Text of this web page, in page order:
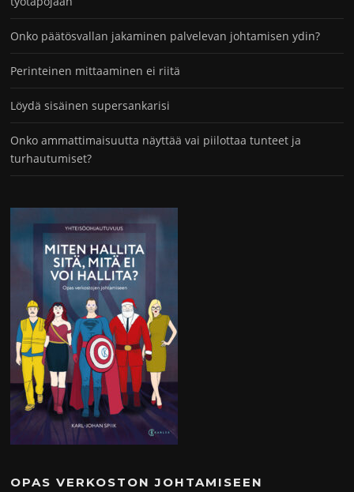
Onko päätösvallan jakaminen palvelevan johtamisen ydin?
Perinteinen mittaaminen ei riitä
Löydä sisäinen supersankarisi
Onko ammattimaisuutta näyttää vai piilottaa tunteet ja
turhautumiset?
OPAS VERKOSTON JOHTAMISEEN